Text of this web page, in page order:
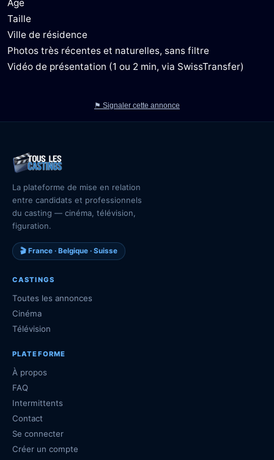
Âge
Taille
Ville de résidence
Photos très récentes et naturelles, sans filtre
Vidéo de présentation (1 ou 2 min, via SwissTransfer)
⚑ Signaler cette annonce
La plateforme de mise en relation
entre candidats et professionnels
du casting — cinéma, télévision,
figuration.
🎬 France · Belgique · Suisse
CASTINGS
Toutes les annonces
Cinéma
Télévision
PLATEFORME
À propos
FAQ
Intermittents
Contact
Se connecter
Créer un compte